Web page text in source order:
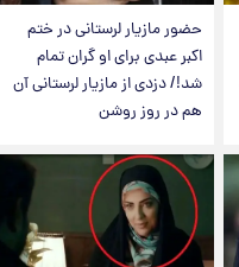
حضور مازیار لرستانی در ختم
اکبر عبدی برای او گران تمام
شد!/ دزدی از مازیار لرستانی آن
هم در روز روشن